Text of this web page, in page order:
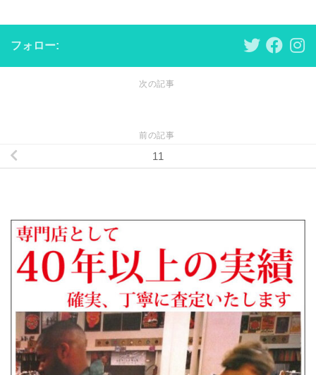
フォロー:
次の記事
前の記事
11